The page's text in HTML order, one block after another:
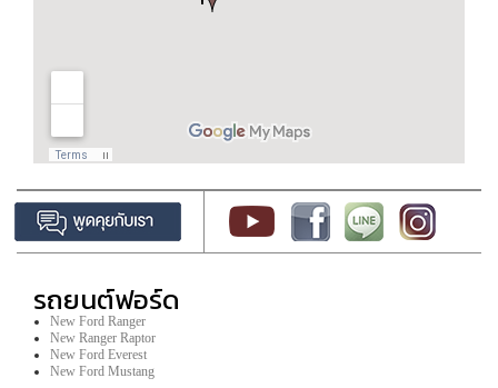
รถยนต์ฟอร์ด
New Ford Ranger
New Ranger Raptor
New Ford Everest
New Ford Mustang